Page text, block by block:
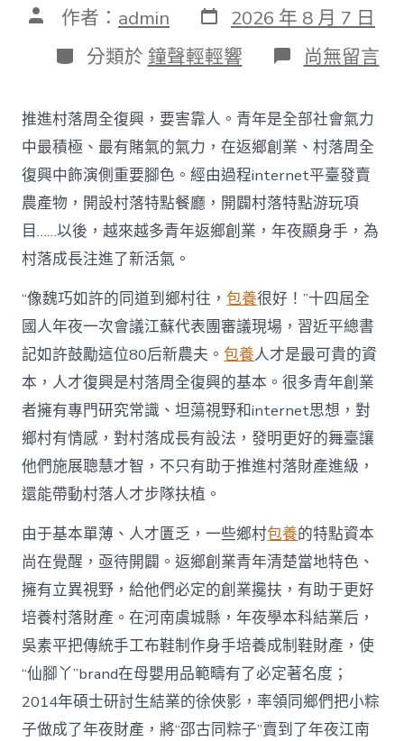
文 作者： admin 發
表
日
期
2026 年 8 月 7 日
分
類
分類於 鐘聲輕輕響 在
〈為
落
財
產
復
興
注
進
人
水
甜
心
寶
物
查
包
養
網
_
中
中
尚無留言
推進村落周全復興，要害靠人。青年是全部社會氣力
中最積極、最有賭氣的氣力，在返鄉創業、村落周全
復興中飾演側重要腳色。經由過程internet平臺發賣
農產物，開設村落特點餐廳，開闢村落特點游玩項
目……以後，越來越多青年返鄉創業，年夜顯身手，為
村落成長注進了新活氣。
“像魏巧如許的同道到鄉村往，包養很好！”十四屆全
國人年夜一次會議江蘇代表團審議現場，習近平總書
記如許鼓勵這位80后新農夫。包養人才是最可貴的資
本，人才復興是村落周全復興的基本。很多青年創業
者擁有專門研究常識、坦蕩視野和internet思想，對
鄉村有情感，對村落成長有設法，發明更好的舞臺讓
他們施展聰慧才智，不只有助于推進村落財產進級，
還能帶動村落人才步隊扶植。
由于基本單薄、人才匱乏，一些鄉村包養的特點資本
尚在覺醒，亟待開闢。返鄉創業青年清楚當地特色、
擁有立異視野，給他們必定的創業攙扶，有助于更好
培養村落財產。在河南虞城縣，年夜學本科結業后，
吳素平把傳統手工布鞋制作身手培養成制鞋財產，使
“仙腳丫”brand在母嬰用品範疇有了必定著名度；
2014年碩士研討生結業的徐俠影，率領同鄉們把小粽
子做成了年夜財產，將“邵古同粽子”賣到了年夜江南